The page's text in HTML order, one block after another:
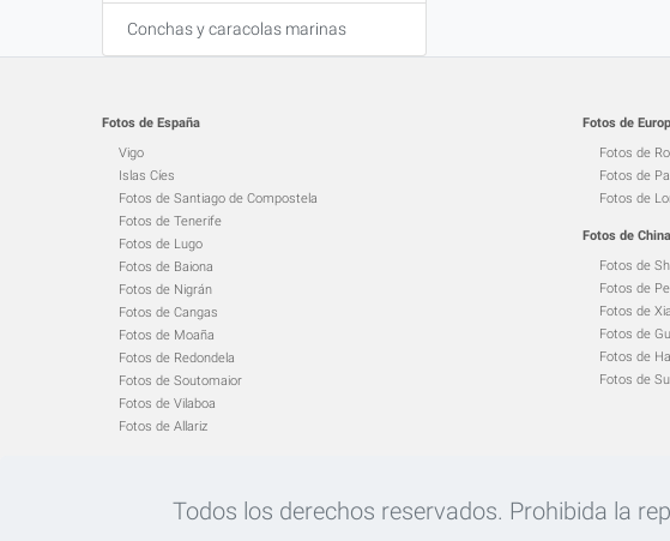
Conchas y caracolas marinas
Fotos de España
Vigo
Islas Cíes
Fotos de Santiago de Compostela
Fotos de Tenerife
Fotos de Lugo
Fotos de Baiona
Fotos de Nigrán
Fotos de Cangas
Fotos de Moaña
Fotos de Redondela
Fotos de Soutomaior
Fotos de Vilaboa
Fotos de Allariz
Fotos de
Fotos de
Fotos de
Fotos de
Fotos de China
Fotos de
Fotos de
Fotos de
Fotos de
Fotos de
Fotos de
Todos los derechos reservados. Prohibida la